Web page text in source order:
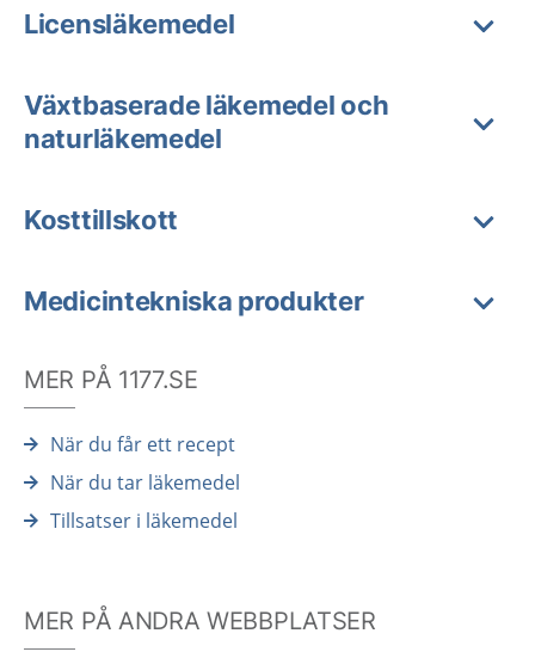
Licensläkemedel
Växtbaserade läkemedel och
naturläkemedel
Kosttillskott
Medicintekniska produkter
MER PÅ 1177.SE
När du får ett recept
När du tar läkemedel
Tillsatser i läkemedel
MER PÅ ANDRA WEBBPLATSER